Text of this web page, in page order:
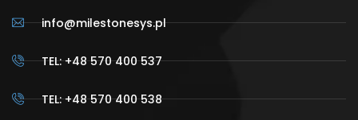
info@milestonesys.pl
TEL: +48 570 400 537
TEL: +48 570 400 538